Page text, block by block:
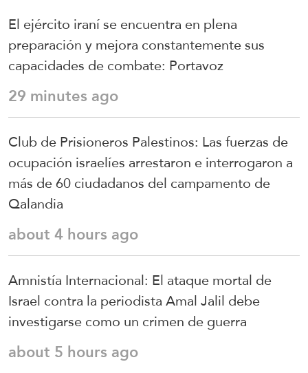
El ejército iraní se encuentra en plena
preparación y mejora constantemente sus
capacidades de combate: Portavoz
29 minutes ago
Club de Prisioneros Palestinos: Las fuerzas de
ocupación israelíes arrestaron e interrogaron a
más de 60 ciudadanos del campamento de
Qalandia
about 4 hours ago
Amnistía Internacional: El ataque mortal de
Israel contra la periodista Amal Jalil debe
investigarse como un crimen de guerra
about 5 hours ago